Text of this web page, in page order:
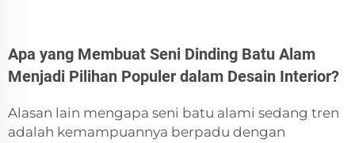
Apa yang Membuat Seni Dinding Batu Alam
Menjadi Pilihan Populer dalam Desain Interior?
Alasan lain mengapa seni batu alami sedang tren
adalah kemampuannya berpadu dengan